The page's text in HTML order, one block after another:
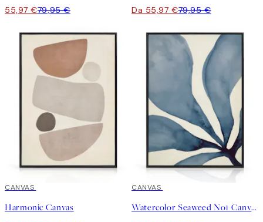
55,97 €79,95 € Da 55,97 €79,95 €
30%*
CANVAS
Harmonic Canvas
30%*
CANVAS
Watercolor Seaweed No1 Canvas